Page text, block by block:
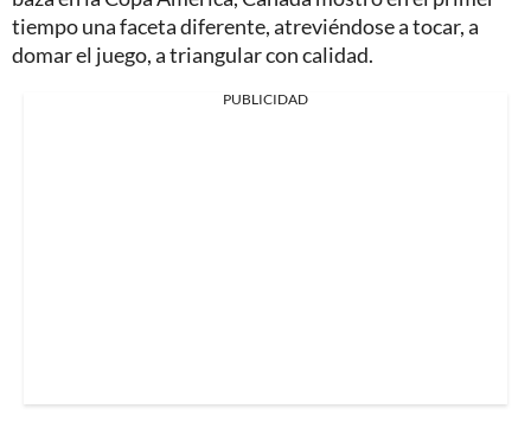
tiempo una faceta diferente, atreviéndose a tocar, a
domar el juego, a triangular con calidad.
PUBLICIDAD